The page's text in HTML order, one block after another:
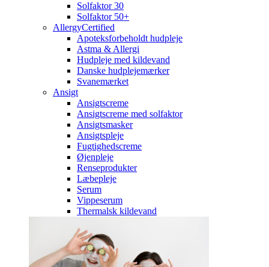
Solfaktor 30
Solfaktor 50+
AllergyCertified
Apoteksforbeholdt hudpleje
Astma & Allergi
Hudpleje med kildevand
Danske hudplejemærker
Svanemærket
Ansigt
Ansigtscreme
Ansigtscreme med solfaktor
Ansigtsmasker
Ansigtspleje
Fugtighedscreme
Øjenpleje
Renseprodukter
Læbepleje
Serum
Vippeserum
Thermalsk kildevand